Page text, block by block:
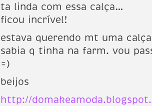
ta linda com essa calça…
ficou incrível!
estava querendo mt uma
sabia q tinha na farm. vou
=)
beijos
http://